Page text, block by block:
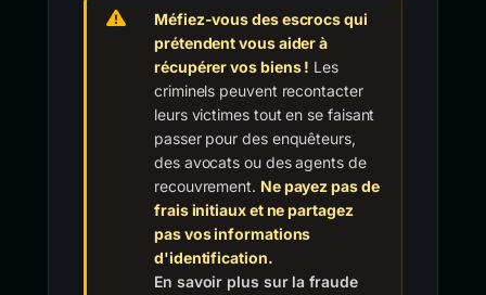
Méfiez-vous des escrocs qui
prétendent vous aider à
récupérer vos biens ! Les
criminels peuvent recontacter
leurs victimes tout en se faisant
passer pour des enquêteurs,
des avocats ou des agents de
recouvrement. Ne payez pas de
frais initiaux et ne partagez
pas vos informations
d'identification.
En savoir plus sur la fraude